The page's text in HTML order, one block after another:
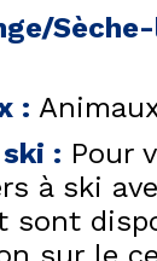
:
: Pour
à ski
sont